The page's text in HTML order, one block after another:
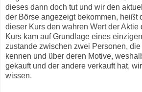
dieses dann doch tut und wir den
der Börse angezeigt bekommen, heißt
dieser Kurs den wahren Wert der Aktie
Kurs kam auf Grundlage eines
zustande zwischen zwei Personen,
kennen und über deren Motive,
gekauft und der andere verkauft hat,
wissen.